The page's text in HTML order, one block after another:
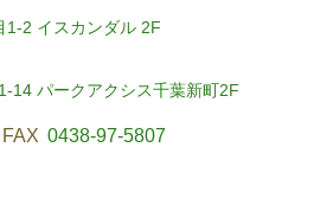
1-2 イスカンダル 2F
14 パークアクシス千葉新町2F
FAX 0438-97-5807